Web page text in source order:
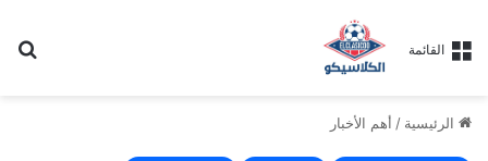
القائمة
الرئيسية / أهم الأخبار